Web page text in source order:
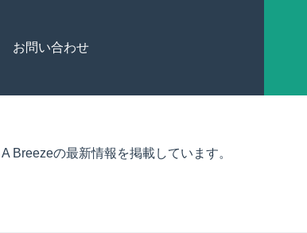
お問い合わせ
A Breezeの最新情報を掲載しています。